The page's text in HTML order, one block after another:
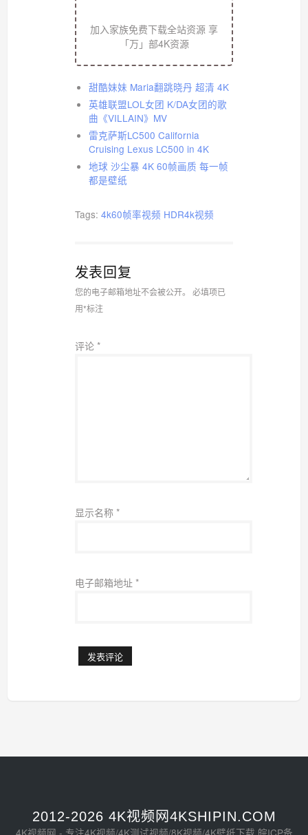
加入家族免费下载全站资源 享
「万」部4K资源
甜酷妹妹 Maria翻跳晓丹 超清 4K
英雄联盟LOL女团 K/DA女团的歌
曲《VILLAIN》MV
雷克萨斯LC500 California
Cruising Lexus LC500 in 4K
地球 沙尘暴 4K 60帧画质 每一帧
都是壁纸
Tags: 4k60帧率视频 HDR4k视频
发表回复
您的电子邮箱地址不会被公开。
必填项已
用*标注
评论 *
显示名称 *
电子邮箱地址 *
2012-2026 4K视频网4KSHIPIN.COM